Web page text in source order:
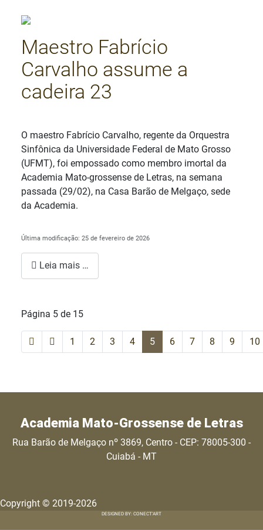
Maestro Fabrício
Carvalho assume a
cadeira 23
O maestro Fabrício Carvalho, regente da Orquestra
Sinfônica da Universidade Federal de Mato Grosso
(UFMT), foi empossado como membro imortal da
Academia Mato-grossense de Letras, na semana
passada (29/02), na Casa Barão de Melgaço, sede
da Academia.
Última modificação: 25 de fevereiro de 2026
Leia mais …
Página 5 de 15
1 2 3 4 5 6 7 8 9 10
Academia Mato-Grossense de Letras
Rua Barão de Melgaço nº 3869, Centro - CEP: 78005-300 -
Cuiabá - MT
Copyright © 2019-2026
DESIGNED BY: CONECT'ART